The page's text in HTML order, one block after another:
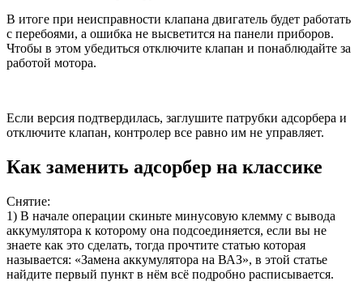
В итоге при неисправности клапана двигатель будет работать
с перебоями, а ошибка не высветится на панели приборов.
Чтобы в этом убедиться отключите клапан и понаблюдайте за
работой мотора.
Если версия подтвердилась, заглушите патрубки адсорбера и
отключите клапан, контролер все равно им не управляет.
Как заменить адсорбер на классике
Снятие:
1) В начале операции скиньте минусовую клемму с вывода
аккумулятора к которому она подсоединяется, если вы не
знаете как это сделать, тогда прочтите статью которая
называется: «Замена аккумулятора на ВАЗ», в этой статье
найдите первый пункт в нём всё подробно расписывается.